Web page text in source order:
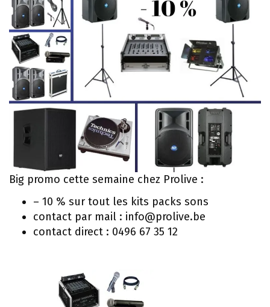
Big promo cette semaine chez Prolive :
– 10 % sur tout les kits packs sons
contact par mail : info@prolive.be
contact direct : 0496 67 35 12